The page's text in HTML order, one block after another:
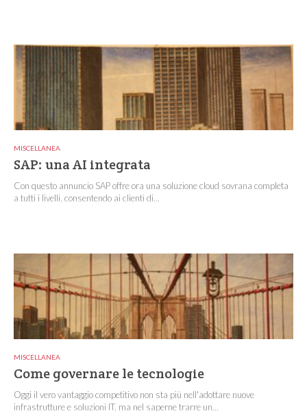
MISCELLANEA
SAP: una AI integrata
Con questo annuncio SAP offre ora una soluzione cloud sovrana completa
a tutti i livelli, consentendo ai clienti di...
MISCELLANEA
Come governare le tecnologie
Oggi il vero vantaggio competitivo non sta più nell'adottare nuove
infrastrutture e soluzioni IT, ma nel saperne trarre un...